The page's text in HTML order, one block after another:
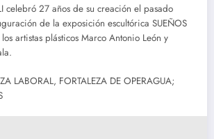
celebró 27 años de su creación el pasado
de la exposición escultórica SUEÑOS
artistas plásticos Marco Antonio León y